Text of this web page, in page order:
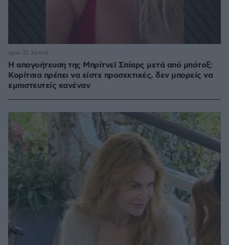
Η απογοήτευση της Μπρίτνεϊ Σπίαρς μετά από μπότοξ:
Κορίτσια πρέπει να είστε προσεκτικές, δεν μπορείς να
εμπιστευτείς κανέναν
πριν 21 λεπτά